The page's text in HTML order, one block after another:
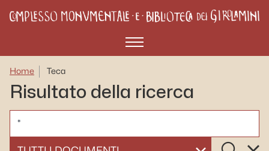
Menù
Home Teca
Risultato della ricerca
Cerca